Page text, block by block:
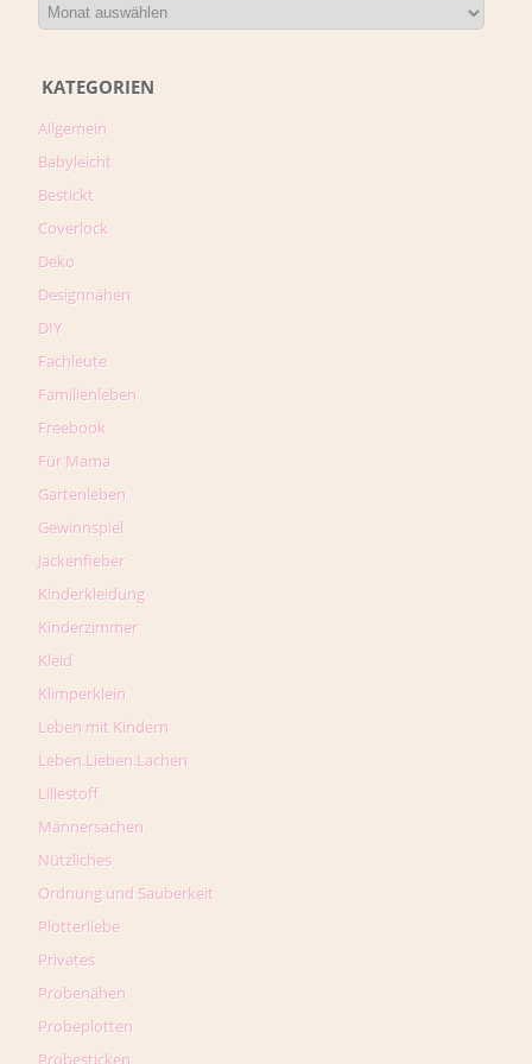
KATEGORIEN
Allgemein
Babyleicht
Bestickt
Coverlock
Deko
Designnähen
DIY
Fachleute
Familienleben
Freebook
Für Mama
Gartenleben
Gewinnspiel
Jackenfieber
Kinderkleidung
Kinderzimmer
Kleid
Klimperklein
Leben mit Kindern
Leben.Lieben.Lachen
Lillestoff
Männersachen
Nützliches
Ordnung und Sauberkeit
Plotterliebe
Privates
Probenähen
Probeplotten
Probesticken